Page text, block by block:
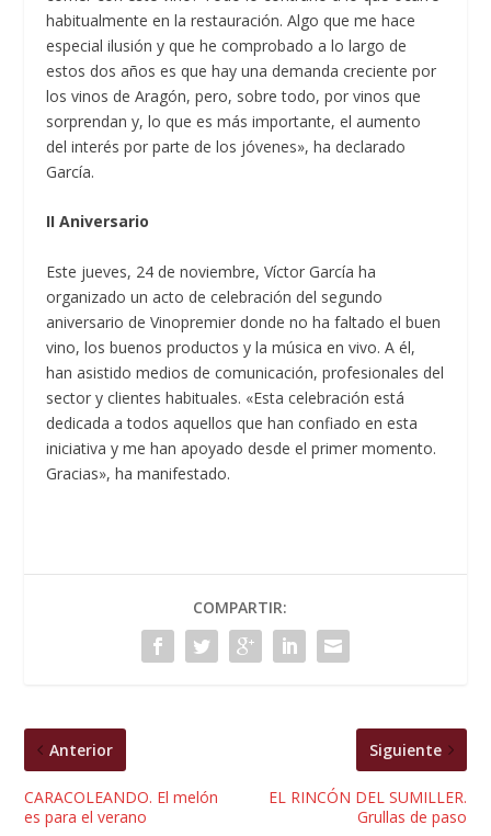
habitualmente en la restauración. Algo que me hace
especial ilusión y que he comprobado a lo largo de
estos dos años es que hay una demanda creciente por
los vinos de Aragón, pero, sobre todo, por vinos que
sorprendan y, lo que es más importante, el aumento
del interés por parte de los jóvenes», ha declarado
García.
II Aniversario
Este jueves, 24 de noviembre, Víctor García ha
organizado un acto de celebración del segundo
aniversario de Vinopremier donde no ha faltado el buen
vino, los buenos productos y la música en vivo. A él,
han asistido medios de comunicación, profesionales del
sector y clientes habituales. «Esta celebración está
dedicada a todos aquellos que han confiado en esta
iniciativa y me han apoyado desde el primer momento.
Gracias», ha manifestado.
COMPARTIR:
Anterior
CARACOLEANDO. El melón
es para el verano
Siguiente
EL RINCÓN DEL SUMILLER.
Grullas de paso